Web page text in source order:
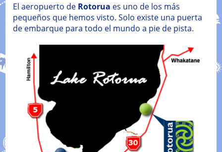
El aeropuerto de Rotorua es uno de los más
pequeños que hemos visto. Solo existe una puerta
de embarque para todo el mundo a pie de pista.